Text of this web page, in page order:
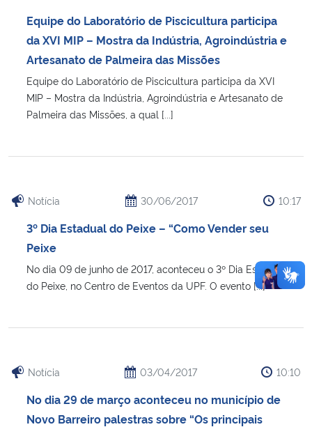
Equipe do Laboratório de Piscicultura participa
da XVI MIP – Mostra da Indústria, Agroindústria e
Artesanato de Palmeira das Missões
Equipe do Laboratório de Piscicultura participa da XVI
MIP – Mostra da Indústria, Agroindústria e Artesanato de
Palmeira das Missões, a qual [...]
Notícia 30/06/2017 10:17
3º Dia Estadual do Peixe – “Como Vender seu
Peixe
No dia 09 de junho de 2017, aconteceu o 3º Dia Estadual
do Peixe, no Centro de Eventos da UPF. O evento [...]
Notícia 03/04/2017 10:10
No dia 29 de março aconteceu no município de
Novo Barreiro palestras sobre “Os principais